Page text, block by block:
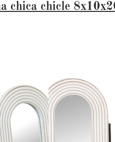
chica chicle